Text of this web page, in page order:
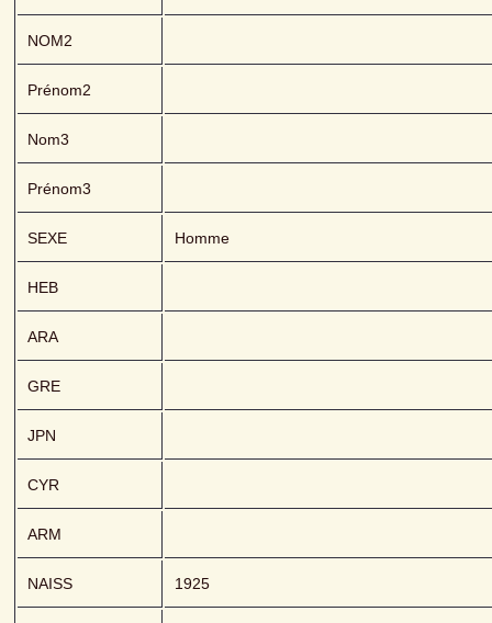
NOM2
Prénom2
Nom3
Prénom3
SEXE Homme
HEB
ARA
GRE
JPN
CYR
ARM
NAISS 1925